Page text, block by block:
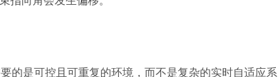
的是可控且可重复的环境，而不是复杂的实时自适应系